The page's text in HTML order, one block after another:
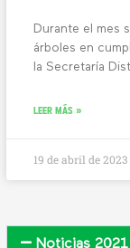
Durante el mes
árboles en
la Secretaría
LEER MÁS »
19 de abril de 2023
Noticias 2021